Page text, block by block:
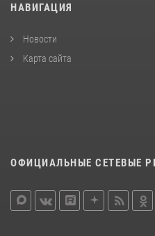
НАВИГАЦИЯ
Новости
Карта сайта
ОФИЦИАЛЬНЫЕ СЕТЕВЫЕ